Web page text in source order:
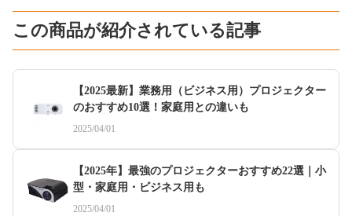
この商品が紹介されている記事
【2025最新】業務用（ビジネス用）プロジェクター
のおすすめ10選！家庭用との違いも
2025/04/01
【2025年】最強のプロジェクターおすすめ22選｜小
型・家庭用・ビジネス用も
2025/04/01